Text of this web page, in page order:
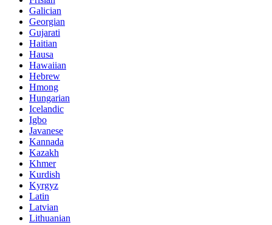
Galician
Georgian
Gujarati
Haitian
Hausa
Hawaiian
Hebrew
Hmong
Hungarian
Icelandic
Igbo
Javanese
Kannada
Kazakh
Khmer
Kurdish
Kyrgyz
Latin
Latvian
Lithuanian